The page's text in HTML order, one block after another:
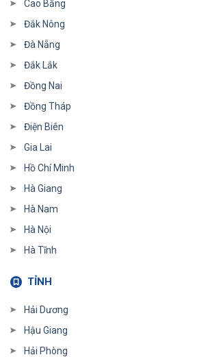
Cao Bằng
Đắk Nông
Đà Nẵng
Đắk Lắk
Đồng Nai
Đồng Tháp
Điện Biên
Gia Lai
Hồ Chí Minh
Hà Giang
Hà Nam
Hà Nội
Hà Tĩnh
TỈNH
Hải Dương
Hậu Giang
Hải Phòng